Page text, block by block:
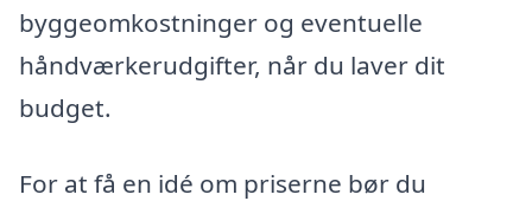
byggeomkostninger og eventuelle
håndværkerudgifter, når du laver dit
budget.
For at få en idé om priserne bør du